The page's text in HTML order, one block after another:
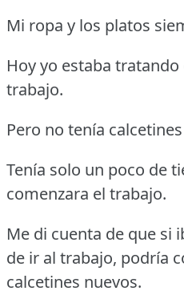
Mi ropa y los platos
Hoy yo estaba
trabajo.
Pero no tenía
Tenía solo un poco de
comenzara el trabajo.
Me di cuenta de que si
de ir al trabajo, podría
calcetines nuevos.